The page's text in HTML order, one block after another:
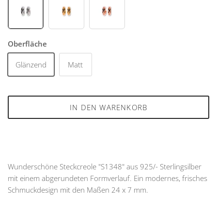
Rhodiniert Vergoldet Rosévergoldet
Oberfläche
Glänzend Matt
IN DEN WARENKORB
Wunderschöne Steckcreole "S1348" aus 925/- Sterlingsilber
mit einem abgerundeten Formverlauf. Ein modernes, frisches
Schmuckdesign mit den Maßen 24 x 7 mm.